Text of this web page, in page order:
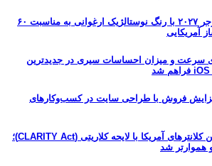
رونمایی از دوج چارجر ۲۰۲۷ با رنگ نوستالژیک ارغوانی به مناسبت ۶۰
آمریکایی
سرعت و میزان احساسات سیری در جدیدترین
فروش با طراحی سایت در کسب‌وکارهای
پایان مخالفت انجمن کلانترهای آمریکا با لایحه کلاریتی (CLARITY Act)؛
هموارتر شد